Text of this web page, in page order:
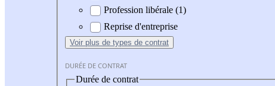
Profession libérale (1)
Reprise d'entreprise
Voir plus de types de contrat
DURÉE DE CONTRAT
Durée de contrat